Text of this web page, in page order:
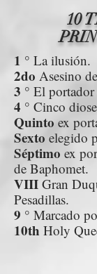
10
1 ° La ilusión.
2do Asesino
3 ° El portador
4 ° Cinco
Quinto ex
Sexto elegido
Séptimo ex
de Baphomet.
VIII Gran
Pesadillas.
9 ° Marcado
10th Holy